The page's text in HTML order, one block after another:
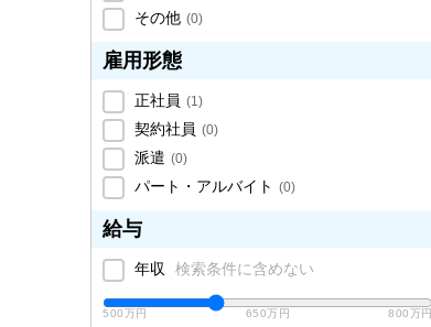
その他 (0)
雇用形態
正社員 (1)
契約社員 (0)
派遣 (0)
パート・アルバイト (0)
給与
年収 検索条件に含めない
500万円 650万円 800万円